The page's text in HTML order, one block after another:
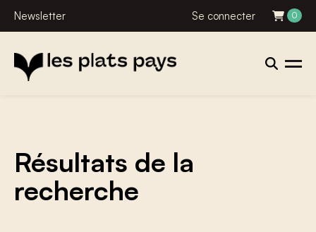
Newsletter Se connecter 0
Résultats de la
recherche